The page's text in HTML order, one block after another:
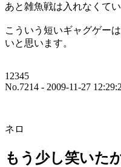
あと雑魚戦は入れなくて
こういう短いギャグゲー
いと思います。
12345
No.7214 - 2009-11-27
ネロ
もう少し笑いた